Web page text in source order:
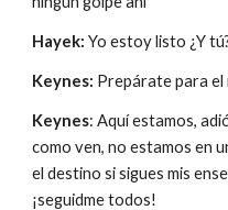
Hayek: Yo estoy listo ¿Y
Keynes: Prepárate para
Keynes: Aquí estamos,
como ven, no estamos en
el destino si sigues mis
¡seguidme todos!